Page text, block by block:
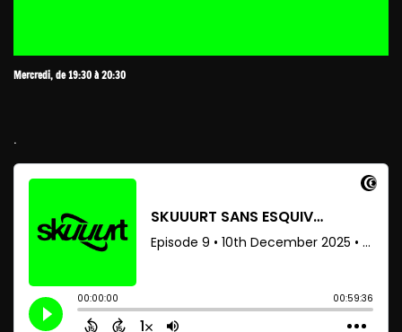
Mercredi, de 19:30 à 20:30
.